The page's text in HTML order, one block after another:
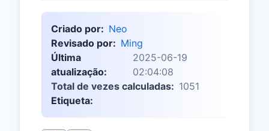
Criado por: Neo
Revisado por: Ming
Última
atualização:
2025-06-19
02:04:08
Total de vezes calculadas: 1051
Etiqueta: